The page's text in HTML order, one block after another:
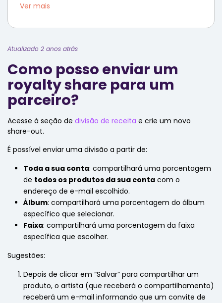
Ver mais
Atualizado 2 anos atrás
Como posso enviar um
royalty share para um
parceiro?
Acesse à seção de divisão de receita e crie um novo
share-out.
É possível enviar uma divisão a partir de:
Toda a sua conta: compartilhará uma porcentagem
de todos os produtos da sua conta com o
endereço de e-mail escolhido.
Álbum: compartilhará uma porcentagem do álbum
específico que selecionar.
Faixa: compartilhará uma porcentagem da faixa
específica que escolher.
Sugestões:
Depois de clicar em “Salvar” para compartilhar um
produto, o artista (que receberá o compartilhamento)
receberá um e-mail informando que um convite de